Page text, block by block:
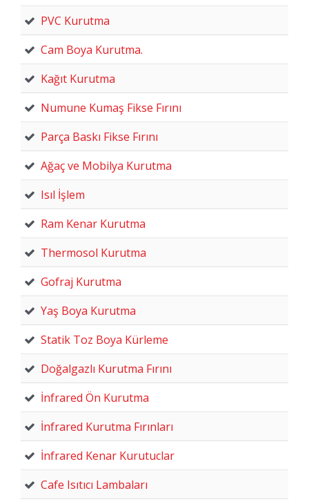
PVC Kurutma
Cam Boya Kurutma.
Kağıt Kurutma
Numune Kumaş Fikse Fırını
Parça Baskı Fikse Fırını
Ağaç ve Mobilya Kurutma
Isıl İşlem
Ram Kenar Kurutma
Thermosol Kurutma
Gofraj Kurutma
Yaş Boya Kurutma
Statik Toz Boya Kürleme
Doğalgazlı Kurutma Fırını
İnfrared Ön Kurutma
İnfrared Kurutma Fırınları
İnfrared Kenar Kurutuclar
Cafe Isıtıcı Lambaları